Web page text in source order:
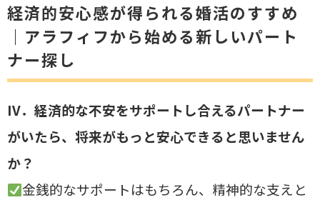
経済的安心感が得られる婚活のすすめ
｜アラフィフから始める新しいパート
ナー探し
IV．経済的な不安をサポートし合えるパートナー
がいたら、将来がもっと安心できると思いません
か？
金銭的なサポートはもちろん、精神的な支えと